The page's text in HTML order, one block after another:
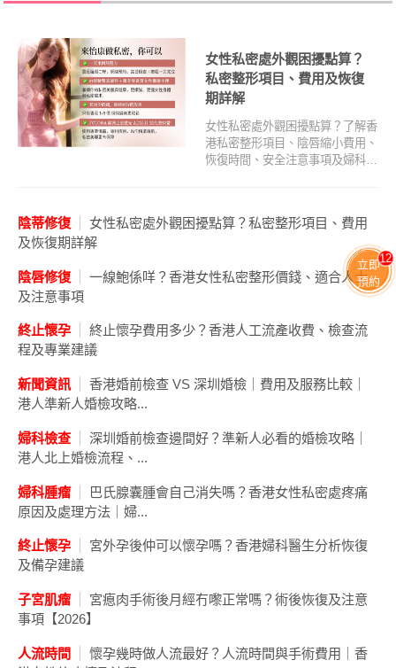
女性私密處外觀困擾點算？
私密整形項目、費用及恢復
期詳解
女性私密處外觀困擾點算？了解香
港私密整形項目、陰唇縮小費用、
恢復時間、安全注意事項及婦科建
陰蒂修復
女性私密處外觀困擾點算？私密整形項目、費用
及恢復期詳解
陰唇修復
一線鮑係咩？香港女性私密整形價錢、適合人士
及注意事項
終止懷孕
終止懷孕費用多少？香港人工流產收費、檢查流
程及專業建議
新聞資訊
香港婚前檢查 VS 深圳婚檢｜費用及服務比較｜
港人準新人婚檢攻略...
婦科檢查
深圳婚前檢查邊間好？準新人必看的婚檢攻略｜
港人北上婚檢流程、...
婦科腫瘤
巴氏腺囊腫會自己消失嗎？香港女性私密處疼痛
原因及處理方法｜婦...
終止懷孕
宮外孕後仲可以懷孕嗎？香港婦科醫生分析恢復
及備孕建議
子宮肌瘤
宮瘜肉手術後月經冇嚟正常嗎？術後恢復及注意
事項【2026】
人流時間
懷孕幾時做人流最好？人流時間與手術費用｜香
立即
預約
12